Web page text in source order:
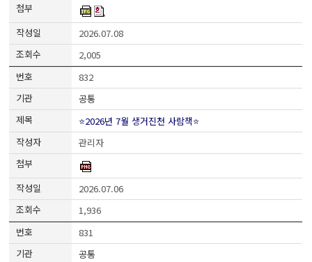
2026.07.08
2,005
832
공통
⭐2026년 7월 생거진천 사람책⭐
관리자
2026.07.06
1,936
831
공통